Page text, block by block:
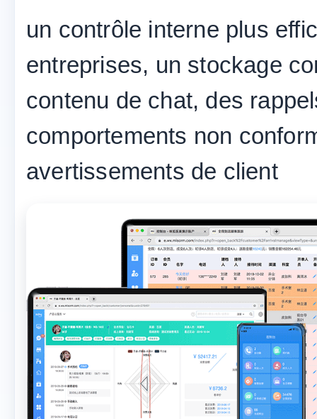
un contrôle interne plus
entreprises, un stockage
contenu de chat, des
comportements non
avertissements de client